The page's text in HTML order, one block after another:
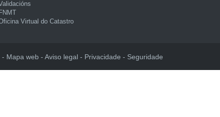
Virtual do Catastro
Mapa web Aviso legal Privacidade Seguridade